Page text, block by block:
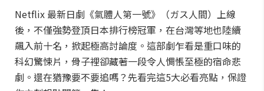
Netflix 最新日劇《氣體人第一號》（ガス人間）上線
後，不僅強勢登頂日本排行榜冠軍，在台灣等地也陸續
飆入前十名，掀起極高討論度。這部劇乍看是重口味的
科幻驚悚片，骨子裡卻藏著一段令人惆悵至極的宿命悲
劇。還在猶豫要不要追嗎？先看完這5大必看亮點，保證